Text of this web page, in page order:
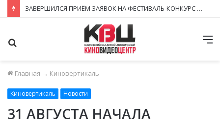
ЗАВЕРШИЛСЯ ПРИЁМ ЗАЯВОК НА ФЕСТИВАЛЬ-КОНКУРС «КИНОВЕРТИКАЛЬ 2026»
Главная → Киновертикаль
Киновертикаль Новости
31 АВГУСТА НАЧАЛА